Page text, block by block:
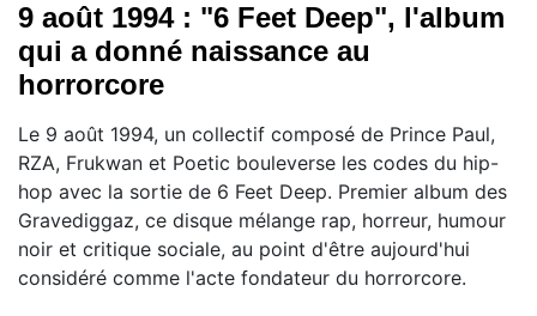
9 août 1994 : "6 Feet Deep", l'album
qui a donné naissance au
horrorcore
Le 9 août 1994, un collectif composé de Prince Paul,
RZA, Frukwan et Poetic bouleverse les codes du hip-
hop avec la sortie de 6 Feet Deep. Premier album des
Gravediggaz, ce disque mélange rap, horreur, humour
noir et critique sociale, au point d'être aujourd'hui
considéré comme l'acte fondateur du horrorcore.